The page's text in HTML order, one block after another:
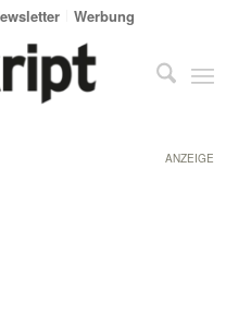
Werbung
ANZEIGE